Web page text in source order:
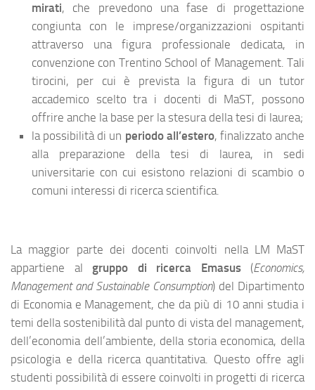
mirati, che prevedono una fase di progettazione
congiunta con le imprese/organizzazioni ospitanti
attraverso una figura professionale dedicata, in
convenzione con Trentino School of Management. Tali
tirocini, per cui è prevista la figura di un tutor
accademico scelto tra i docenti di MaST, possono
offrire anche la base per la stesura della tesi di laurea;
la possibilità di un periodo all’estero, finalizzato anche
alla preparazione della tesi di laurea, in sedi
universitarie con cui esistono relazioni di scambio o
comuni interessi di ricerca scientifica.
La maggior parte dei docenti coinvolti nella LM MaST
appartiene al gruppo di ricerca Emasus(Economics,
Management and Sustainable Consumption) del Dipartimento
di Economia e Management, che da più di 10 anni studia i
temi della sostenibilità dal punto di vista del management,
dell’economia dell’ambiente, della storia economica, della
psicologia e della ricerca quantitativa. Questo offre agli
studenti possibilità di essere coinvolti in progetti di ricerca